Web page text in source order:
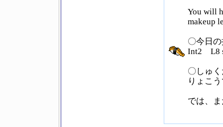
You will
makeup
〇今日
Int2 L8
〇しゅ
りょこ
では、